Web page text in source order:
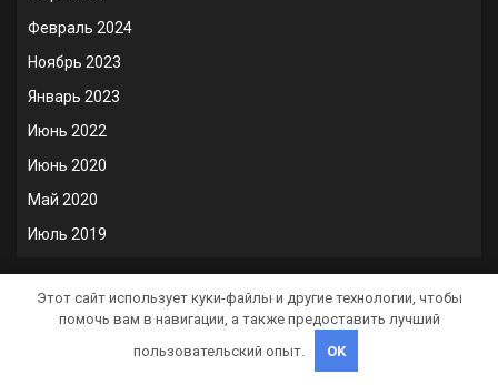
Февраль 2024
Ноябрь 2023
Январь 2023
Июнь 2022
Июнь 2020
Май 2020
Июль 2019
РУБРИКИ
Этот сайт использует куки-файлы и другие технологии, чтобы
помочь вам в навигации, а также предоставить лучший
пользовательский опыт.
OK